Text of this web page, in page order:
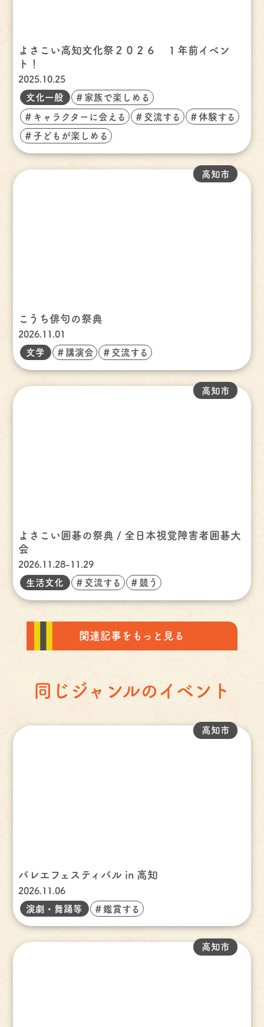
よさこい高知文化祭２０２６ １年前イベン
ト！
2025.10.25
文化一般
＃家族で楽しめる
＃キャラクターに会える ＃交流する ＃体験する
＃子どもが楽しめる
こうち俳句の祭典
2026.11.01
高知市
文学 ＃講演会 ＃交流する
よさこい囲碁の祭典 / 全日本視覚障害者囲碁大
会
2026.11.28-11.29
高知市
生活文化 ＃交流する ＃競う
関連記事をもっと見る
同じジャンルのイベント
バレエフェスティバル in 高知
2026.11.06
高知市
演劇・舞踊等 ＃鑑賞する
高知市